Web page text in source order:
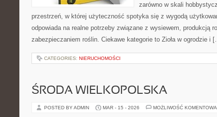
zarówno w skali
przestrzeń, w której użyteczność spotyka się z wygodą
odpowiada na realne potrzeby związane z wysiewem, produkcją
zabezpieczaniem roślin. Ciekawe kategorie to Zioła w ogrodzie i
CATEGORIES: NIERUCHOMOŚCI
ŚRODA WIELKOPOLSKA
POSTED BY ADMIN MAR - 15 - 2026 MOŻLIWOŚĆ